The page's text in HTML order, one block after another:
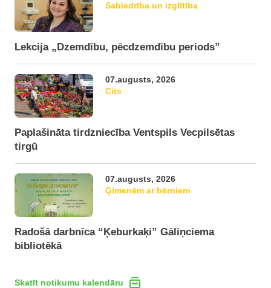
Sabiedrība un izglītība
Lekcija „Dzemdību, pēcdzemdību periods”
07.augusts, 2026
Cits
Paplašināta tirdzniecība Ventspils Vecpilsētas
tirgū
07.augusts, 2026
Ģimenēm ar bērniem
Radošā darbnīca “Ķeburkaķi” Gāliņciema
bibliotēkā
Skatīt notikumu kalendāru